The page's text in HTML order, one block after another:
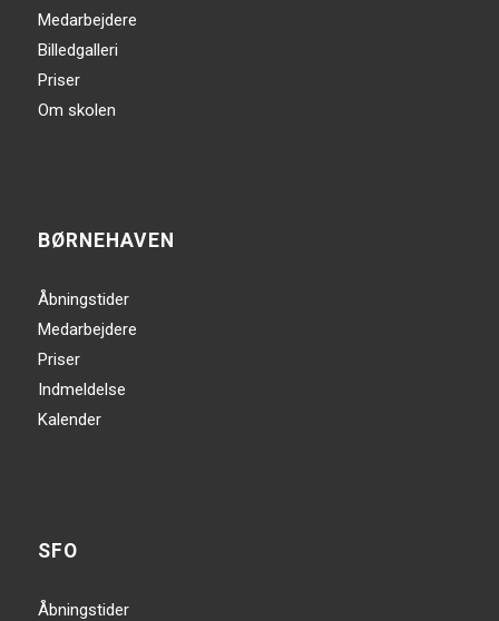
Medarbejdere
Billedgalleri
Priser
Om skolen
BØRNEHAVEN
Åbningstider
Medarbejdere
Priser
Indmeldelse
Kalender
SFO
Åbningstider